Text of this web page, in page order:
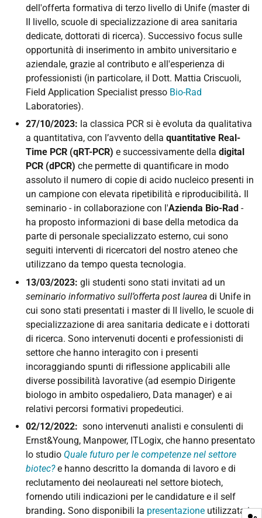
dell'offerta formativa di terzo livello di Unife (master di
II livello, scuole di specializzazione di area sanitaria
dedicate, dottorati di ricerca). Successivo focus sulle
opportunità di inserimento in ambito universitario e
aziendale, grazie al contributo e all'esperienza di
professionisti (in particolare, il Dott. Mattia Criscuoli,
Field Application Specialist presso Bio-Rad
Laboratories).
27/10/2023: la classica PCR si è evoluta da qualitativa
a quantitativa, con l’avvento della quantitative Real-
Time PCR (qRT-PCR) e successivamente della digital
PCR (dPCR) che permette di quantificare in modo
assoluto il numero di copie di acido nucleico presenti in
un campione con elevata ripetibilità e riproducibilità.
seminario - in collaborazione con l'Azienda Bio-Rad -
ha proposto informazioni di base della metodica da
parte di personale specializzato esterno, cui sono
seguiti interventi di ricercatori del nostro ateneo che
utilizzano da tempo questa tecnologia.
13/03/2023: gli studenti sono stati invitati ad un
seminario informativo sull’offerta post laurea di Unife in
cui sono stati presentati i master di II livello, le scuole di
specializzazione di area sanitaria dedicate e i dottorati
di ricerca. Sono intervenuti docenti e professionisti di
settore che hanno interagito con i presenti
incoraggiando spunti di riflessione applicabili alle
diverse possibilità lavorative (ad esempio Dirigente
biologo in ambito ospedaliero, Data manager) e ai
relativi percorsi formativi propedeutici.
02/12/2022: sono intervenuti analisti e consulenti di
Ernst&Young, Manpower, ITLogix, che hanno presentato
lo studio Quale futuro per le competenze nel settore
biotec?e hanno descritto la domanda di lavoro e di
reclutamento dei neolaureati nel settore biotech,
fornendo utili indicazioni per le candidature e il self
branding. Sono disponibili la presentazione utilizzata in